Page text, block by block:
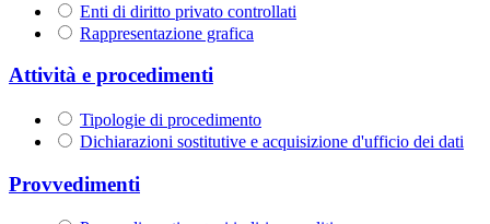
Enti di diritto privato controllati
Rappresentazione grafica
Attività e procedimenti
Tipologie di procedimento
Dichiarazioni sostitutive e acquisizione d'ufficio dei dati
Provvedimenti